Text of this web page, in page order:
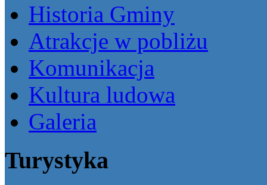
Historia Gminy
Atrakcje w pobliżu
Komunikacja
Kultura ludowa
Galeria
Turystyka